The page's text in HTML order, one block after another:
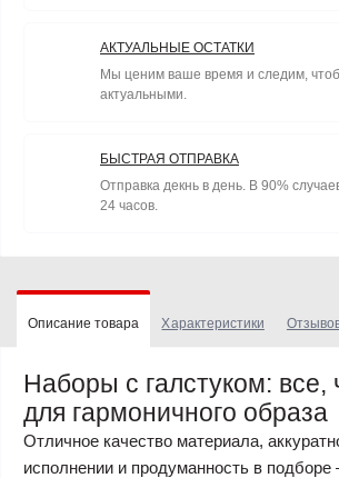
АКТУАЛЬНЫЕ ОСТАТКИ
Мы ценим ваше время и следим,
актуальными.
БЫСТРАЯ ОТПРАВКА
Отправка декнь в день. В 90%
24 часов.
Описание товара Характеристики
Наборы с галстуком: все,
для гармоничного образа
Отличное качество материала,
исполнении и продуманность в подборе